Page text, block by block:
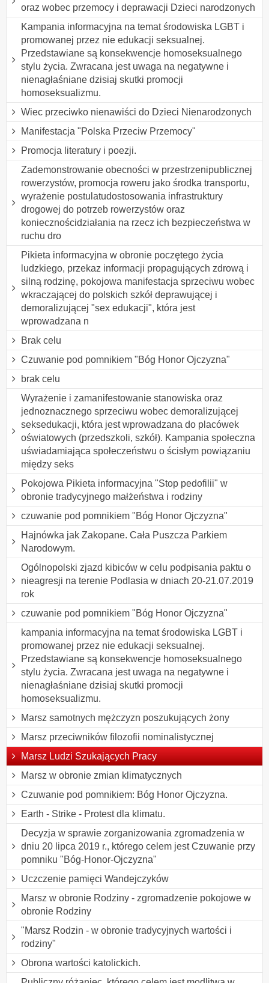
oraz wobec przemocy i deprawacji Dzieci narodzonych
Kampania informacyjna na temat środowiska LGBT i
promowanej przez nie edukacji seksualnej.
Przedstawiane są konsekwencje homoseksualnego
stylu życia. Zwracana jest uwaga na negatywne i
nienagłaśniane dzisiaj skutki promocji
homoseksualizmu.
Wiec przeciwko nienawiści do Dzieci Nienarodzonych
Manifestacja "Polska Przeciw Przemocy"
Promocja literatury i poezji.
Zademonstrowanie obecności w przestrzenipublicznej
rowerzystów, promocja roweru jako środka transportu,
wyrażenie postulatudostosowania infrastruktury
drogowej do potrzeb rowerzystów oraz
koniecznościdziałania na rzecz ich bezpieczeństwa w
ruchu dro
Pikieta informacyjna w obronie poczętego życia
ludzkiego, przekaz informacji propagujących zdrową i
silną rodzinę, pokojowa manifestacja sprzeciwu wobec
wkraczającej do polskich szkół deprawującej i
demoralizującej "sex edukacji", która jest
wprowadzana n
Brak celu
Czuwanie pod pomnikiem "Bóg Honor Ojczyzna"
brak celu
Wyrażenie i zamanifestowanie stanowiska oraz
jednoznacznego sprzeciwu wobec demoralizującej
seksedukacji, która jest wprowadzana do placówek
oświatowych (przedszkoli, szkół). Kampania społeczna
uświadamiająca społeczeństwu o ścisłym powiązaniu
między seks
Pokojowa Pikieta informacyjna "Stop pedofilii" w
obronie tradycyjnego małżeństwa i rodziny
czuwanie pod pomnikiem "Bóg Honor Ojczyzna"
Hajnówka jak Zakopane. Cała Puszcza Parkiem
Narodowym.
Ogólnopolski zjazd kibiców w celu podpisania paktu o
nieagresji na terenie Podlasia w dniach 20-21.07.2019
rok
czuwanie pod pomnikiem "Bóg Honor Ojczyzna"
kampania informacyjna na temat środowiska LGBT i
promowanej przez nie edukacji seksualnej.
Przedstawiane są konsekwencje homoseksualnego
stylu życia. Zwracana jest uwaga na negatywne i
nienagłaśniane dzisiaj skutki promocji
homoseksualizmu.
Marsz samotnych mężczyzn poszukujących żony
Marsz przeciwników filozofii nominalistycznej
Marsz Ludzi Szukających Pracy
Marsz w obronie zmian klimatycznych
Czuwanie pod pomnikiem: Bóg Honor Ojczyzna.
Earth - Strike - Protest dla klimatu.
Decyzja w sprawie zorganizowania zgromadzenia w
dniu 20 lipca 2019 r., którego celem jest Czuwanie przy
pomniku "Bóg-Honor-Ojczyzna"
Uczczenie pamięci Wandejczyków
Marsz w obronie Rodziny - zgromadzenie pokojowe w
obronie Rodziny
"Marsz Rodzin - w obronie tradycyjnych wartości i
rodziny"
Obrona wartości katolickich.